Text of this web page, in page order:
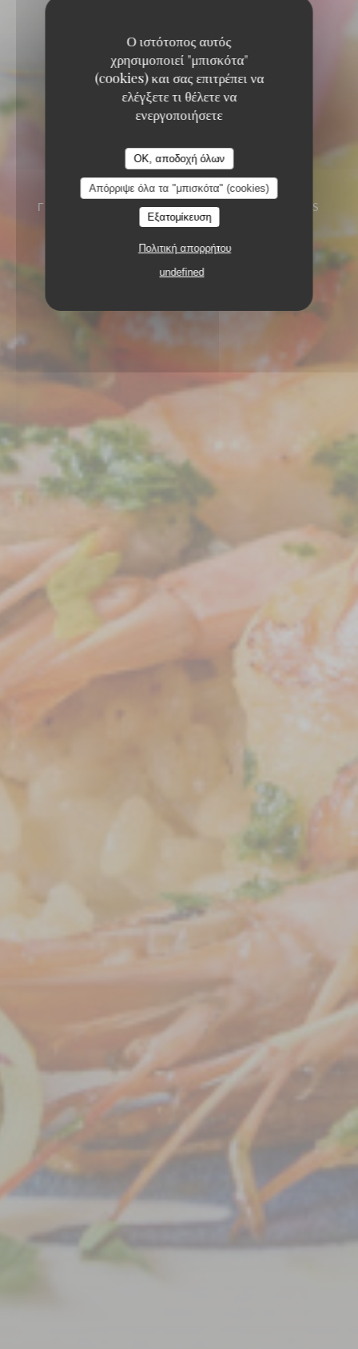
Ο ιστότοπος αυτός
χρησιμοποιεί "μπισκότα"
(cookies) και σας επιτρέπει να
ελέγξετε τι θέλετε να
ενεργοποιήσετε
OK, αποδοχή όλων
Απόρριψε όλα τα "μπισκότα" (cookies)
Εξατομίκευση
Πολιτική απορρήτου
undefined
ΓΚΟΥΡΜΈ ΚΟΥΖΊΝΑ
173 AV. DES MINIMES
31200 TOULOUSE